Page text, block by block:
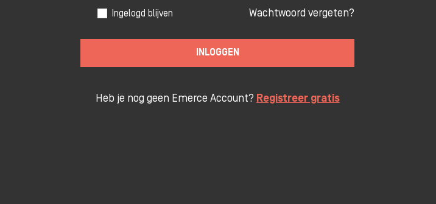
Ingelogd blijven Wachtwoord vergeten?
INLOGGEN
Heb je nog geen Emerce Account? Registreer gratis